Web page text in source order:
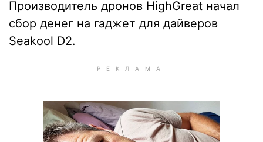
Производитель дронов HighGreat начал
сбор денег на гаджет для дайверов
Seakool D2.